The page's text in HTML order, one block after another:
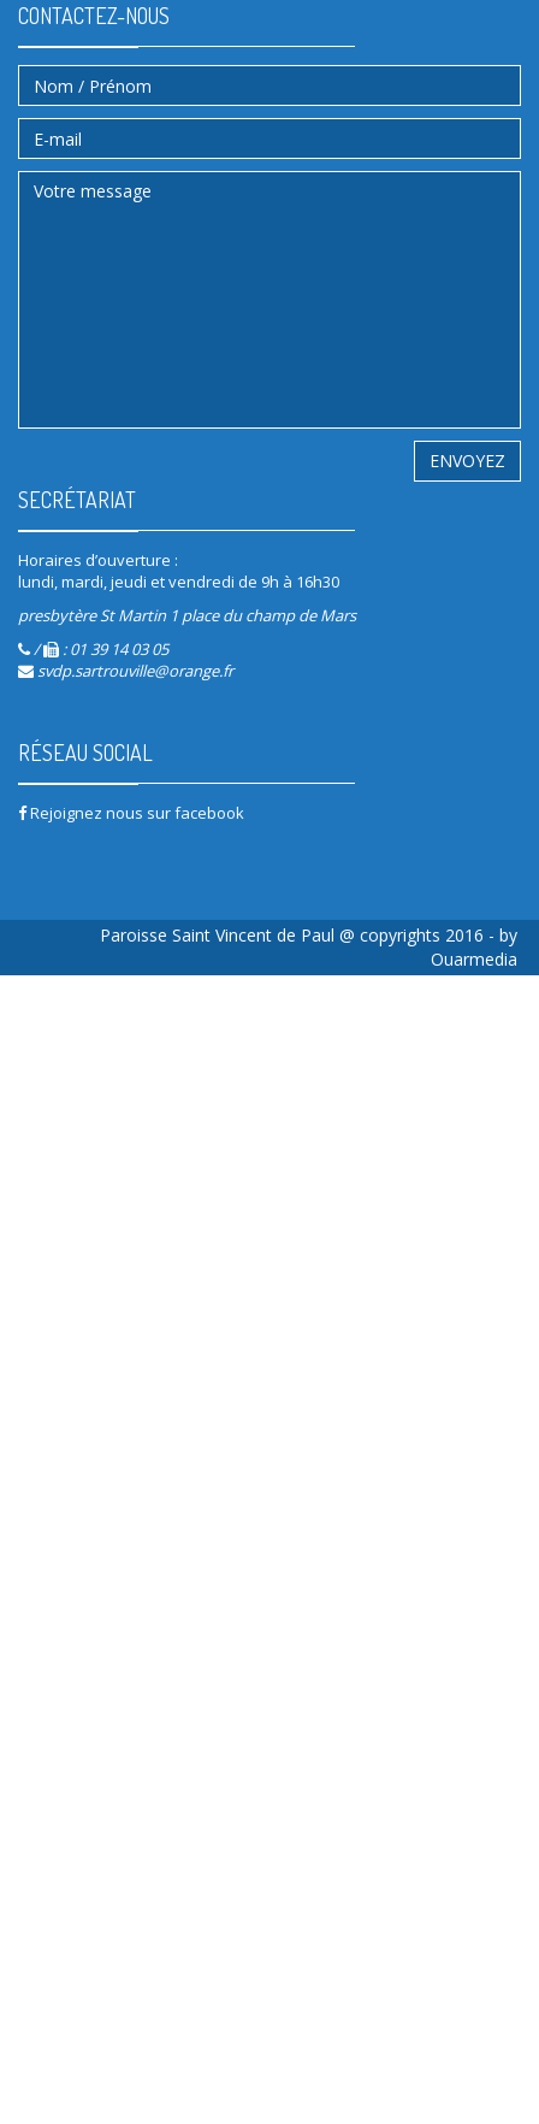
CONTACTEZ-NOUS
SECRÉTARIAT
Horaires d’ouverture :
lundi, mardi, jeudi et vendredi de 9h à 16h30
presbytère St Martin 1 place du champ de Mars
/
: 01 39 14 03 05
svdp.sartrouville@orange.fr
RÉSEAU SOCIAL
Rejoignez nous sur facebook
Paroisse Saint Vincent de Paul @ copyrights 2016 - by
Ouarmedia